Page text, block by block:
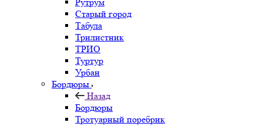
Старый город
Табула
Трилистник
ТРИО
Туртур
Урбан
Бордюры
Назад
Бордюры
Тротуарный поребрик